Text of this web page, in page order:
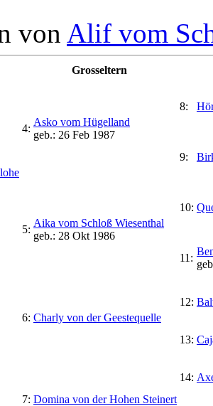
von Alif vom
Grosseltern
4:
Asko vom Hügelland
geb.: 26 Feb 1987
8:
9:
5:
Aika vom Schloß Wiesenthal
geb.: 28 Okt 1986
10:
11:
6: Charly von der Geestequelle
12:
13:
7: Domina von der Hohen Steinert
14: